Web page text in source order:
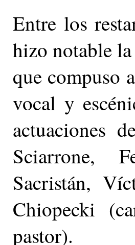
Entre los
hizo notable
que compuso
vocal y
actuaciones
Sciarrone,
Sacristán,
Chiopecki
pastor).